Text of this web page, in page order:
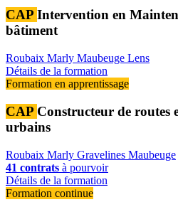
CAP Intervention en
bâtiment
Roubaix Marly Maubeuge Lens
Détails de la formation
Formation en apprentissage
CAP Constructeur de routes
urbains
Roubaix Marly Gravelines Maubeuge
41 contrats à pourvoir
Détails de la formation
Formation continue